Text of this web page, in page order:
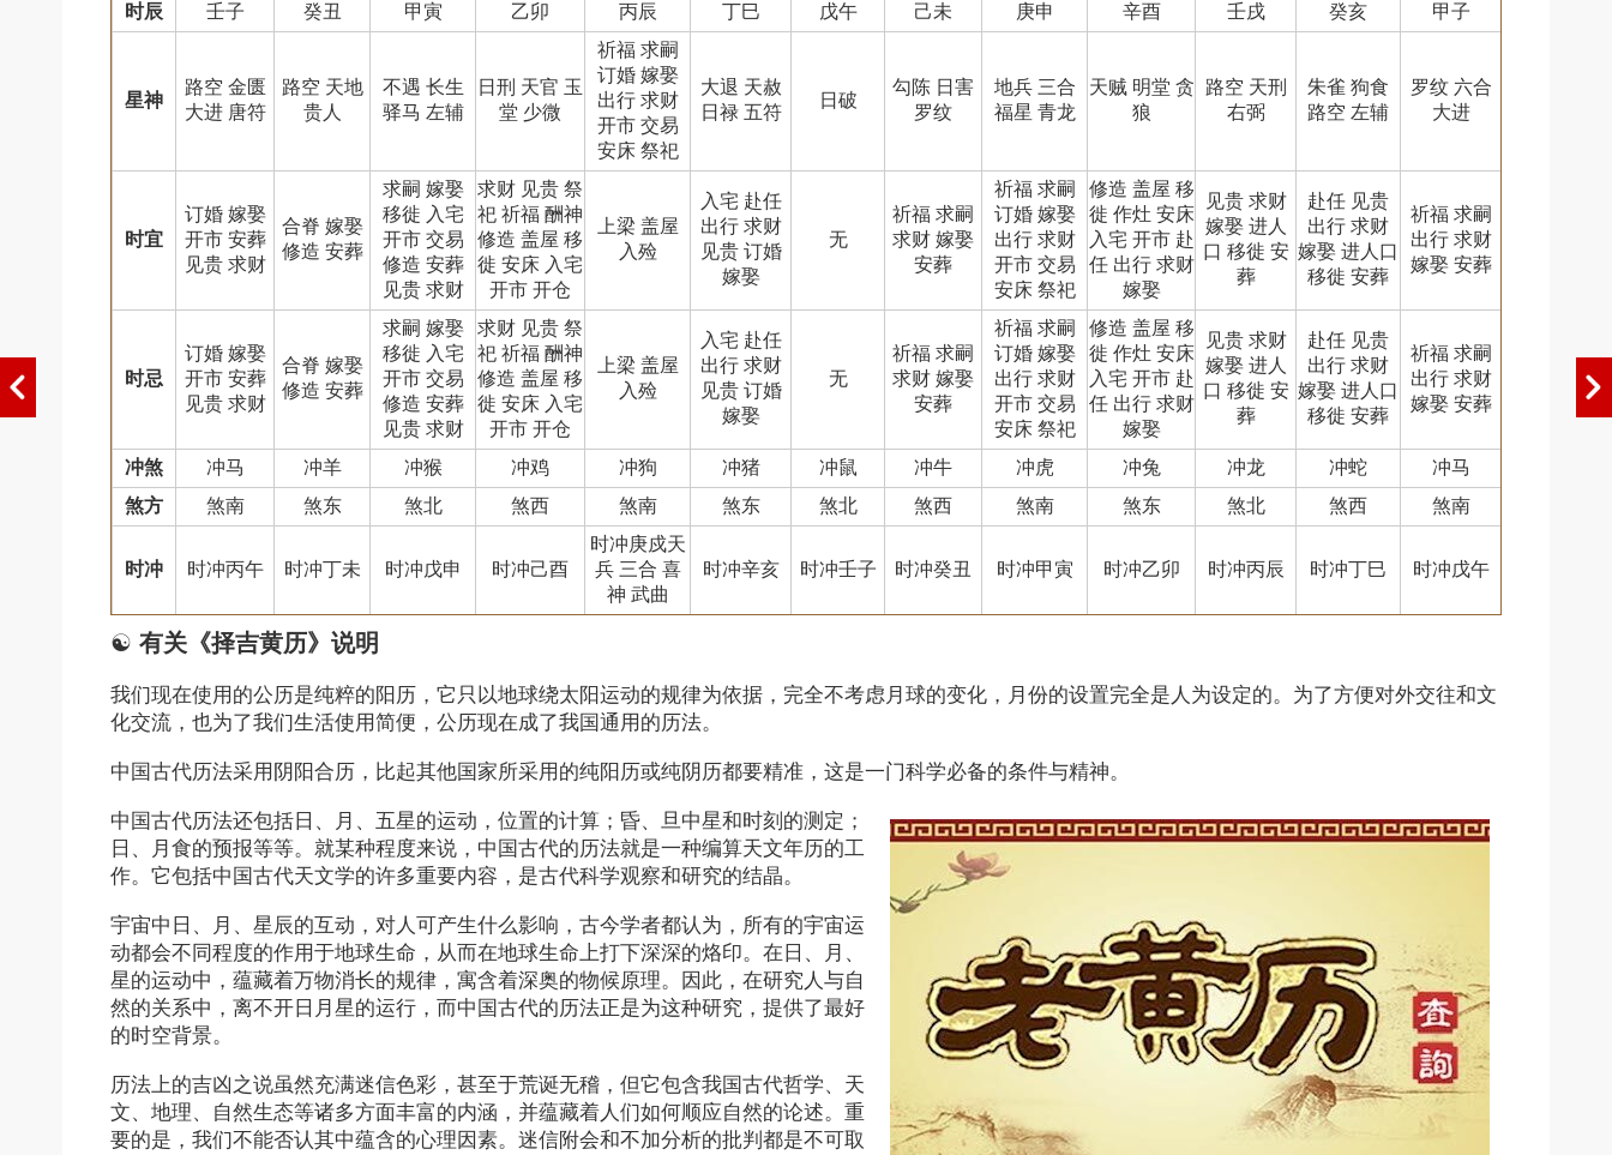
时辰
壬子 癸丑 甲寅 乙卯 丙辰 丁巳 戊午 己未 庚申 辛酉 壬戌 癸亥 甲子
星神
路空 金匮
大进 唐符
路空 天地
贵人
不遇 长生
驿马 左辅
日刑 天官 玉
堂 少微
祈福 求嗣
订婚 嫁娶
出行 求财
开市 交易
安床 祭祀
大退 天赦
日禄 五符
日破
勾陈 日害
罗纹
地兵 三合
福星 青龙
天贼 明堂 贪
狼
路空 天刑
右弼
朱雀 狗食
路空 左辅
罗纹 六合
大进
时宜
订婚 嫁娶
开市 安葬
见贵 求财
合脊 嫁娶
修造 安葬
求嗣 嫁娶
移徙 入宅
开市 交易
修造 安葬
见贵 求财
求财 见贵 祭
祀 祈福 酬神
修造 盖屋 移
徙 安床 入宅
开市 开仓
上梁 盖屋
入殓
入宅 赴任
出行 求财
见贵 订婚
嫁娶
无
祈福 求嗣
求财 嫁娶
安葬
祈福 求嗣
订婚 嫁娶
出行 求财
开市 交易
安床 祭祀
修造 盖屋 移
徙 作灶 安床
入宅 开市 赴
任 出行 求财
嫁娶
见贵 求财
嫁娶 进人
口 移徙 安
葬
赴任 见贵
出行 求财
嫁娶 进人口
移徙 安葬
祈福 求嗣
出行 求财
嫁娶 安葬
时忌
订婚 嫁娶
开市 安葬
见贵 求财
合脊 嫁娶
修造 安葬
求嗣 嫁娶
移徙 入宅
开市 交易
修造 安葬
见贵 求财
求财 见贵 祭
祀 祈福 酬神
修造 盖屋 移
徙 安床 入宅
开市 开仓
上梁 盖屋
入殓
入宅 赴任
出行 求财
见贵 订婚
嫁娶
无
祈福 求嗣
求财 嫁娶
安葬
祈福 求嗣
订婚 嫁娶
出行 求财
开市 交易
安床 祭祀
修造 盖屋 移
徙 作灶 安床
入宅 开市 赴
任 出行 求财
嫁娶
见贵 求财
嫁娶 进人
口 移徙 安
葬
赴任 见贵
出行 求财
嫁娶 进人口
移徙 安葬
祈福 求嗣
出行 求财
嫁娶 安葬
冲煞 冲马 冲羊 冲猴 冲鸡 冲狗 冲猪 冲鼠 冲牛 冲虎 冲兔 冲龙 冲蛇
冲马
煞方
煞南 煞东 煞北 煞西 煞南 煞东 煞北 煞西 煞南 煞东 煞北 煞西 煞南
时冲 时冲丙午 时冲丁未 时冲戊申 时冲己酉
时冲庚戍天
兵 三合 喜
神 武曲
时冲辛亥 时冲壬子 时冲癸丑 时冲甲寅 时冲乙卯 时冲丙辰 时冲丁巳 时冲戊午
☯ 有关《择吉黄历》说明
我们现在使用的公历是纯粹的阳历，它只以地球绕太阳运动的规律为依据，完全不考虑月球的变化，月份的设置完全是人为设定的。为了方便对外交往和文
化交流，也为了我们生活使用简便，公历现在成了我国通用的历法。
中国古代历法采用阴阳合历，比起其他国家所采用的纯阳历或纯阴历都要精准，这是一门科学必备的条件与精神。
中国古代历法还包括日、月、五星的运动，位置的计算；昏、旦中星和时刻的测定；
日、月食的预报等等。就某种程度来说，中国古代的历法就是一种编算天文年历的工
作。它包括中国古代天文学的许多重要内容，是古代科学观察和研究的结晶。
宇宙中日、月、星辰的互动，对人可产生什么影响，古今学者都认为，所有的宇宙运
动都会不同程度的作用于地球生命，从而在地球生命上打下深深的烙印。在日、月、
星的运动中，蕴藏着万物消长的规律，寓含着深奥的物候原理。因此，在研究人与自
然的关系中，离不开日月星的运行，而中国古代的历法正是为这种研究，提供了最好
的时空背景。
历法上的吉凶之说虽然充满迷信色彩，甚至于荒诞无稽，但它包含我国古代哲学、天
文、地理、自然生态等诸多方面丰富的内涵，并蕴藏着人们如何顺应自然的论述。重
要的是，我们不能否认其中蕴含的心理因素。迷信附会和不加分析的批判都是不可取